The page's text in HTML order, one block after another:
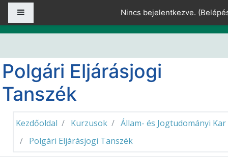
Tovább a fő tartalomhoz
Nincs bejelentkezve. (
Polgári Eljárásjogi
Tanszék
Kezdőoldal Kurzusok
Állam- és Jogtudományi Kar
Polgári Eljárásjogi Tanszék